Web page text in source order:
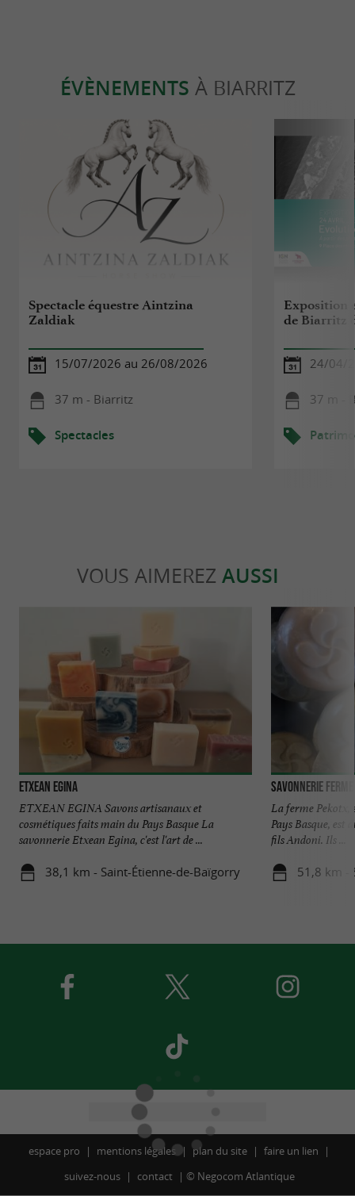
ÉVÈNEMENTS À BIARRITZ
Spectacle équestre Aintzina
Zaldiak
15/07/2026 au 26/08/2026
37 m - Biarritz
Spectacles
Exposition
de Biarritz
24/04/
37 m -
VOUS AIMEREZ AUSSI
Etxean Egina
ETXEAN EGINA Savons artisanaux et
cosmétiques faits main du Pays Basque La
savonnerie Etxean Egina, c'est l'art de ...
38,1 km - Saint-Étienne-de-Baïgorry
SAVONNERIE
La ferme Pekotx,
Pays Basque, est
fils Andoni. Ils ...
51,8 km -
espace pro mentions légales plan du site
faire un lien
suivez-nous
contact © Negocom Atlantique